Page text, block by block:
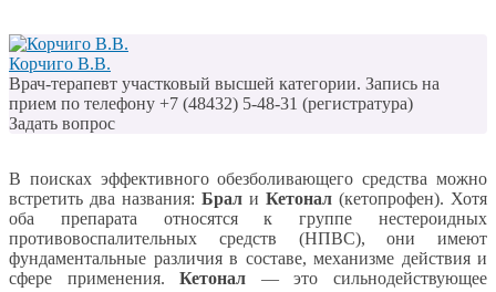
Корчиго В.В.
Врач-терапевт участковый высшей категории. Запись на
прием по телефону +7 (48432) 5-48-31 (регистратура)
Задать вопрос
В поисках эффективного обезболивающего средства можно
встретить два названия: Брал и Кетонал (кетопрофен). Хотя
оба препарата относятся к группе нестероидных
противовоспалительных средств (НПВС), они имеют
фундаментальные различия в составе, механизме действия и
сфере применения.Кетонал — это сильнодействующее